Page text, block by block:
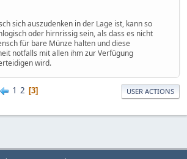
sich auszudenken in der Lage ist, kann so
oder hirnrissig sein, als dass es nicht
für bare Münze halten und diese
notfalls mit allen ihm zur Verfügung
wird.
1 2 3 USER ACTIONS